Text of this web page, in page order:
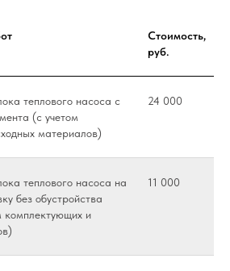
Стоимость,
руб.
теплового насоса с
(с учетом
материалов)
24 000
теплового насоса на
без обустройства
комплектующих и
11 000